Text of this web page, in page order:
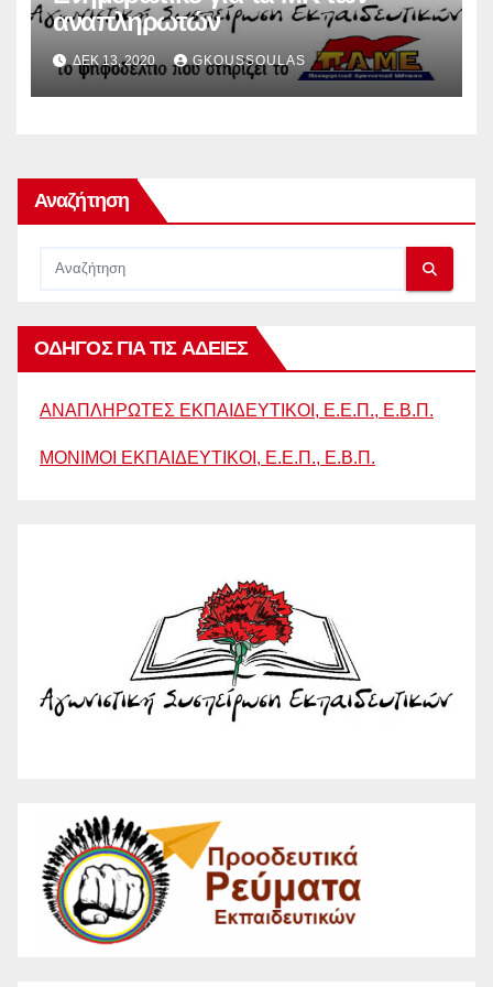
αναπληρωτών
ΔΕΚ 13, 2020 GKOUSSOULAS
Αναζήτηση
ΟΔΗΓΟΣ ΓΙΑ ΤΙΣ ΑΔΕΙΕΣ
ΑΝΑΠΛΗΡΩΤΕΣ ΕΚΠΑΙΔΕΥΤΙΚΟΙ, Ε.Ε.Π., Ε.Β.Π.
ΜΟΝΙΜΟΙ ΕΚΠΑΙΔΕΥΤΙΚΟΙ, Ε.Ε.Π., Ε.Β.Π.